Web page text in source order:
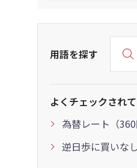
用語を探す
よくチェックされ
為替レート（
逆日歩に買いなし